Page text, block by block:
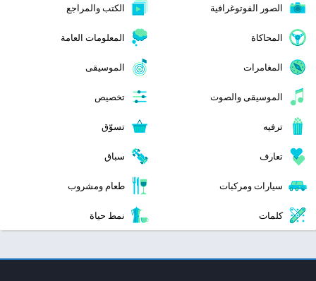
الصور الفوتوغرافية الكتب والمراجع
المحاكاة المعلومات العامة
المغامرات الموسيقى
الموسيقى والصوت تخصيص
ترفيه تسوّق
تعارف سباق
سيارات ومركبات طعام ومشروب
كلمات نمط حياة